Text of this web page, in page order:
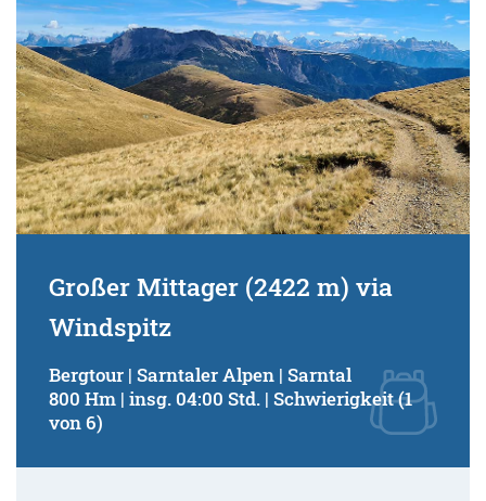
Großer Mittager (2422 m) via
Windspitz
Bergtour | Sarntaler Alpen | Sarntal
800 Hm | insg. 04:00 Std. | Schwierigkeit (1
von 6)